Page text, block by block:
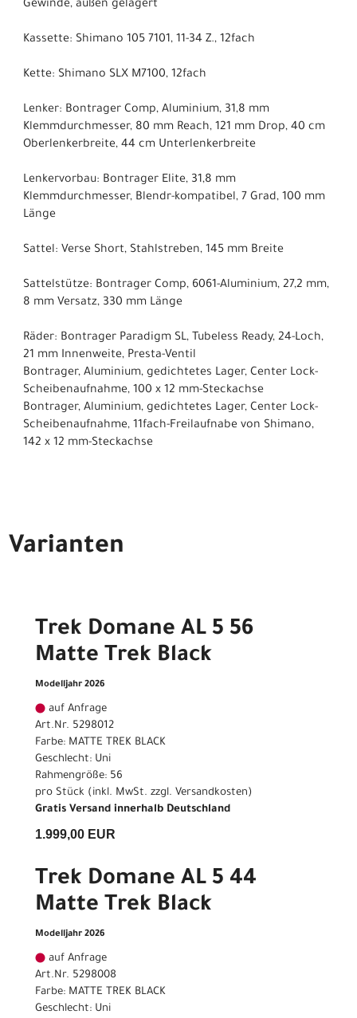
Gewinde, außen gelagert
Kassette: Shimano 105 7101, 11-34 Z., 12fach
Kette: Shimano SLX M7100, 12fach
Lenker: Bontrager Comp, Aluminium, 31,8 mm
Klemmdurchmesser, 80 mm Reach, 121 mm Drop, 40 cm
Oberlenkerbreite, 44 cm Unterlenkerbreite
Lenkervorbau: Bontrager Elite, 31,8 mm
Klemmdurchmesser, Blendr-kompatibel, 7 Grad, 100 mm
Länge
Sattel: Verse Short, Stahlstreben, 145 mm Breite
Sattelstütze: Bontrager Comp, 6061-Aluminium, 27,2 mm,
8 mm Versatz, 330 mm Länge
Räder: Bontrager Paradigm SL, Tubeless Ready, 24-Loch,
21 mm Innenweite, Presta-Ventil
Bontrager, Aluminium, gedichtetes Lager, Center Lock-
Scheibenaufnahme, 100 x 12 mm-Steckachse
Bontrager, Aluminium, gedichtetes Lager, Center Lock-
Scheibenaufnahme, 11fach-Freilaufnabe von Shimano,
142 x 12 mm-Steckachse
Varianten
Trek Domane AL 5 56
Matte Trek Black
Modelljahr 2026
auf Anfrage
Art.Nr. 5298012
Farbe: MATTE TREK BLACK
Geschlecht: Uni
Rahmengröße: 56
pro Stück (inkl. MwSt. zzgl. Versandkosten)
Gratis Versand innerhalb Deutschland
1.999,00 EUR
Trek Domane AL 5 44
Matte Trek Black
Modelljahr 2026
auf Anfrage
Art.Nr. 5298008
Farbe: MATTE TREK BLACK
Geschlecht: Uni